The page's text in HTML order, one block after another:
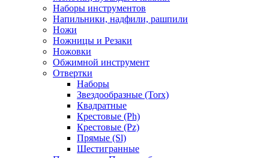
Наборы инструментов
Напильники, надфили, рашпили
Ножи
Ножницы и Резаки
Ножовки
Обжимной инструмент
Отвертки
Наборы
Звездообразные (Torx)
Квадратные
Крестовые (Ph)
Крестовые (Pz)
Прямые (Sl)
Шестигранные